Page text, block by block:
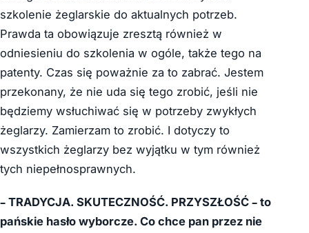
szkolenie żeglarskie do aktualnych potrzeb.
Prawda ta obowiązuje zresztą również w
odniesieniu do szkolenia w ogóle, także tego na
patenty. Czas się poważnie za to zabrać. Jestem
przekonany, że nie uda się tego zrobić, jeśli nie
będziemy wsłuchiwać się w potrzeby zwykłych
żeglarzy. Zamierzam to zrobić. I dotyczy to
wszystkich żeglarzy bez wyjątku w tym również
tych niepełnosprawnych.
– TRADYCJA. SKUTECZNOŚĆ. PRZYSZŁOŚĆ – to
pańskie hasło wyborcze. Co chce pan przez nie